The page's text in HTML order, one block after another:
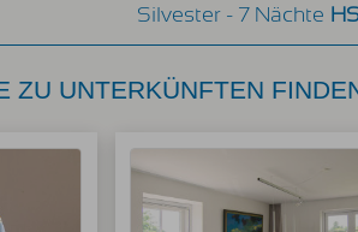
Silvester - 7 Nächte
ZU UNTERKÜNFTEN